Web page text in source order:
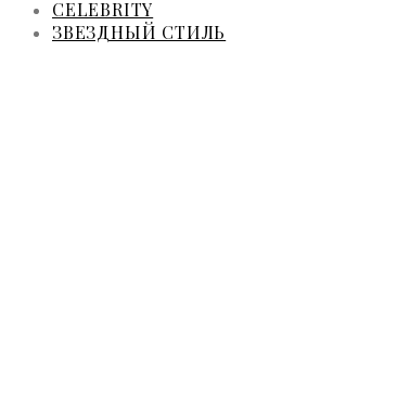
CELEBRITY
ЗВЕЗДНЫЙ СТИЛЬ